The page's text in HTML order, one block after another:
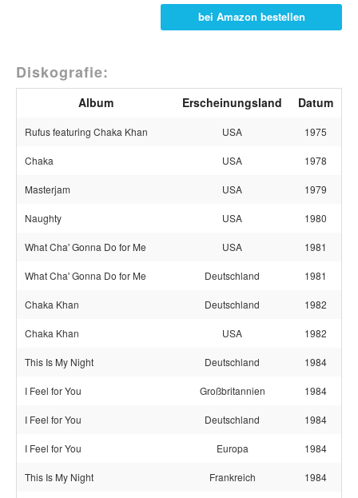
bei Amazon bestellen
Diskografie:
Album Erscheinungsland Datum
Rufus featuring Chaka Khan USA 1975
Chaka USA 1978
Masterjam USA 1979
Naughty USA 1980
What Cha' Gonna Do for Me USA 1981
What Cha' Gonna Do for Me Deutschland 1981
Chaka Khan Deutschland 1982
Chaka Khan USA 1982
This Is My Night Deutschland 1984
I Feel for You Großbritannien 1984
I Feel for You Deutschland 1984
I Feel for You Europa 1984
This Is My Night Frankreich 1984